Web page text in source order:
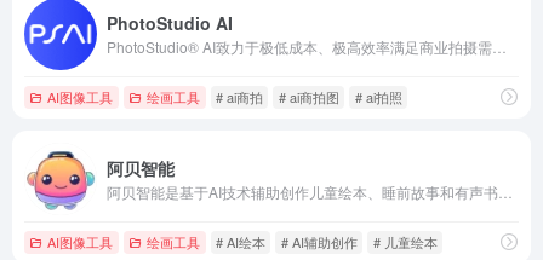
PhotoStudio AI
AI图像工具 绘画工具 # ai商拍 # ai商拍图 # ai拍照
阿贝智能
AI图像工具 绘画工具 # AI绘本 # AI辅助创作 # 儿童绘本